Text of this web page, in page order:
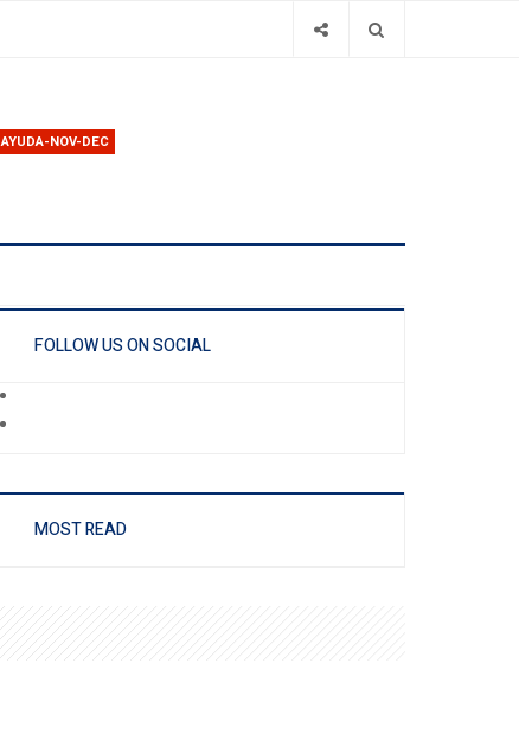
AYUDA-NOV-DEC
FOLLOW US ON SOCIAL
MOST READ